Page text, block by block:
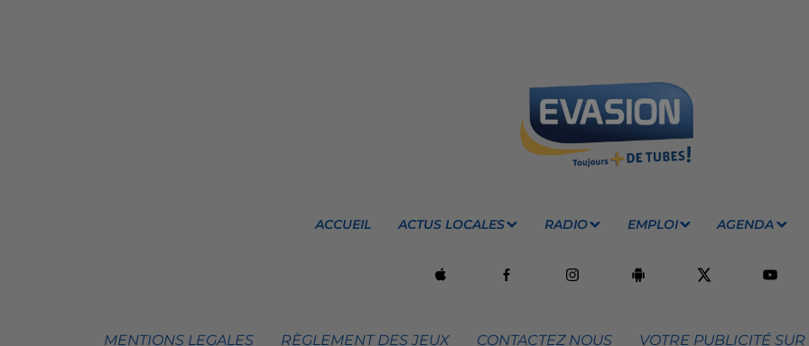
ACCUEIL ACTUS LOCALES RADIO EMPLOI AGENDA
MENTIONS LEGALES RÈGLEMENT DES JEUX CONTACTEZ NOUS VOTRE PUBLICITÉ